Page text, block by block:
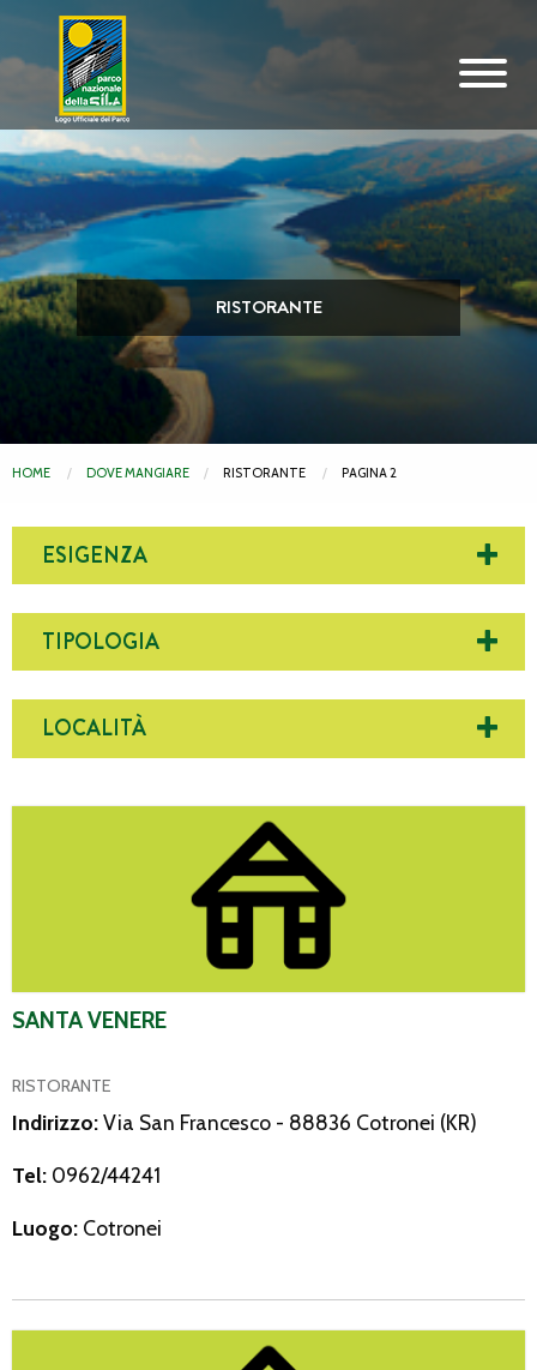
Vai al contenuto principale
RISTORANTE
HOME DOVE MANGIARE RISTORANTE PAGINA 2
ESIGENZA
TIPOLOGIA
LOCALITÀ
SANTA VENERE
RISTORANTE
Indirizzo:Via San Francesco - 88836 Cotronei (KR)
Tel: 0962/44241
Luogo: Cotronei
La Calabrisella Pizzeria Bar Pub